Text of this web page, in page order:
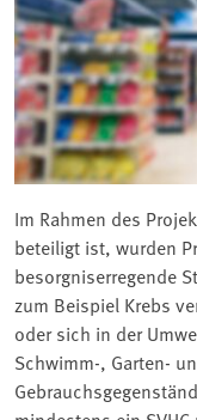
Im Rahmen des
beteiligt ist, wurden
besorgniserregende
zum Beispiel Krebs
oder sich in der
Schwimm-, Garten-